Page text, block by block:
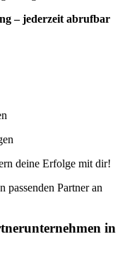
– jederzeit abrufbar
deine Erfolge mit dir!
passenden Partner an
in